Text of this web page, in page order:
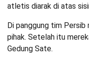
atletis diarak di atas
Di panggung tim Persib
pihak. Setelah itu
Gedung Sate.